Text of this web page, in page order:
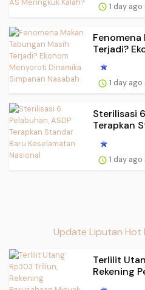
1 day ago
Fenomena
Terjadi?
1 day ago
Sterilisasi
Terapkan
1 day ago
Update Liputan Hot
Terlilit
Rekening